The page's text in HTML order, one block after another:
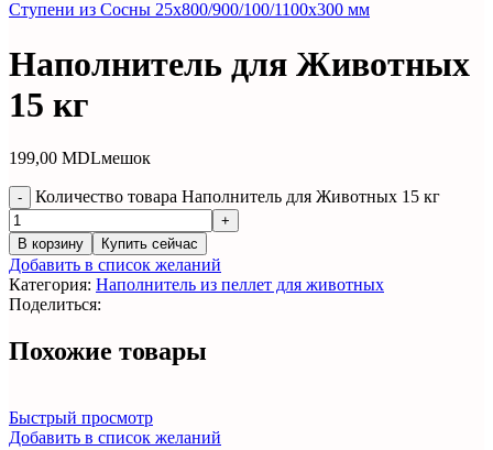
Ступени из Сосны 25x800/900/100/1100x300 мм
Наполнитель для Животных
15 кг
199,00 MDLмешок
Количество товара Наполнитель для Животных 15 кг
В корзину Купить сейчас
Добавить в список желаний
Категория: Наполнитель из пеллет для животных
Поделиться:
Похожие товары
Быстрый просмотр
Добавить в список желаний